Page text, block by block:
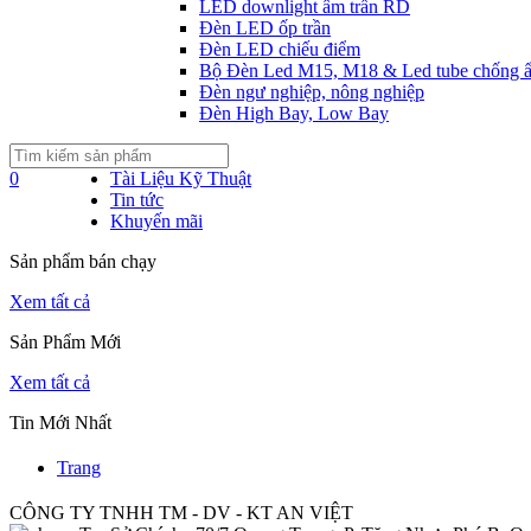
LED downlight âm trần RD
Đèn LED ốp trần
Đèn LED chiếu điểm
Bộ Đèn Led M15, M18 & Led tube chống
Đèn ngư nghiệp, nông nghiệp
Đèn High Bay, Low Bay
0
Tài Liệu Kỹ Thuật
Tin tức
Khuyến mãi
Sản phẩm bán chạy
Xem tất cả
Sản Phẩm Mới
Xem tất cả
Tin Mới Nhất
Trang
CÔNG TY TNHH TM - DV - KT AN VIỆT